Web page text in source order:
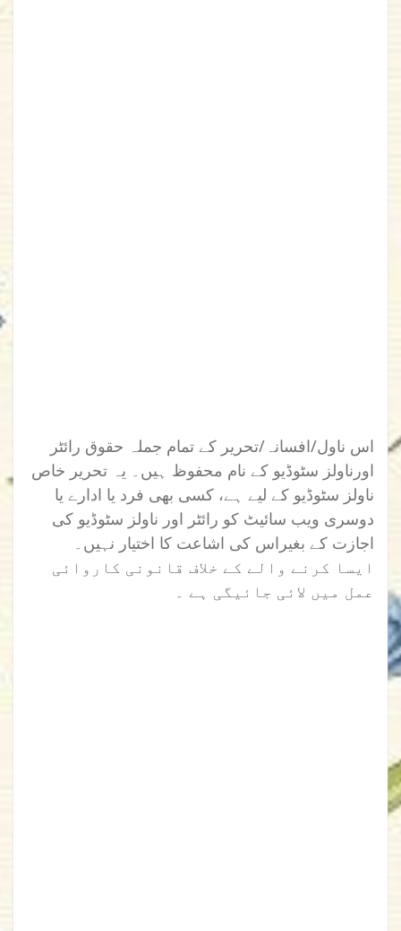
اس ناول/افسانہ/تحریر کے تمام جملہ حقوق رائٹر
اورناولز سٹوڈیو کے نام محفوظ ہیں۔ یہ تحریر خاص
ناولز سٹوڈیو کے لیے ہے، کسی بھی فرد یا ادارے یا
دوسری ویب سائیٹ کو رائٹر اور ناولز سٹوڈیو کی
اجازت کے بغیراس کی اشاعت کا اختیار نہیں۔
ایسا کرنے والے کے خلاف قانونی کاروائی
عمل میں لائی جائیگی ہے ۔